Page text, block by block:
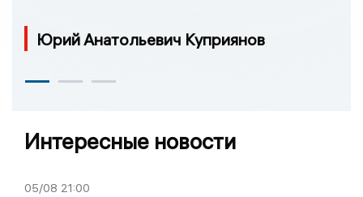
Юрий Анатольевич Куприянов
Интересные новости
05/08 21:00